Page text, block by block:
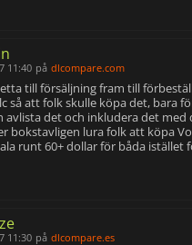
11:40 på dlcompare.com
till försäljning fram till
så att folk skulle köpa det, bara
avlista det och inkludera det med
bokstavligen lura folk att köpa
runt 60+ dollar för båda istället
11:30 på dlcompare.es